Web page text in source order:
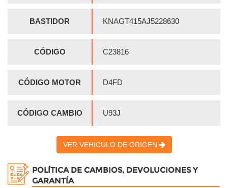
BASTIDOR KNAGT415AJ5228630
CÓDIGO C23816
CÓDIGO MOTOR D4FD
CÓDIGO CAMBIO U93J
VER VEHICULO DE ORIGEN
POLÍTICA DE CAMBIOS, DEVOLUCIONES Y
GARANTÍA